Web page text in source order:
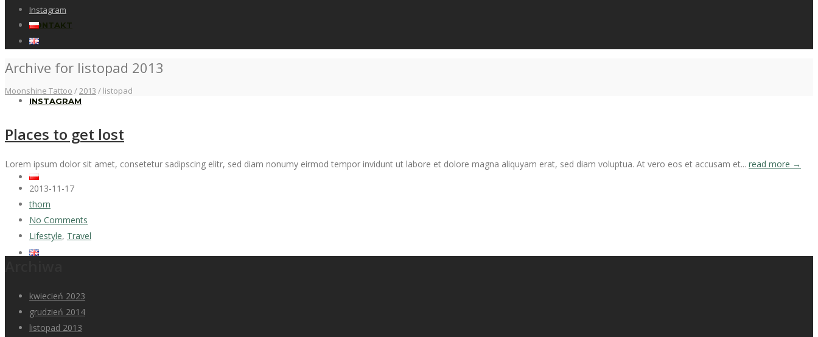
KONTAKT
INSTAGRAM
Instagram
Archive for listopad 2013
Moonshine Tattoo /2013 / listopad
Places to get lost
Lorem ipsum dolor sit amet, consetetur sadipscing elitr, sed diam nonumy eirmod tempor invidunt ut labore et dolore magna aliquyam erat, sed diam voluptua. At vero eos et accusam et... read more →
2013-11-17
thorn
No Comments
Lifestyle, Travel
kwiecień 2023
grudzień 2014
listopad 2013